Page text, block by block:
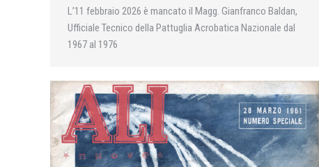
L’11 febbraio 2026 è mancato il Magg. Gianfranco Baldan,
Ufficiale Tecnico della Pattuglia Acrobatica Nazionale dal
1967 al 1976